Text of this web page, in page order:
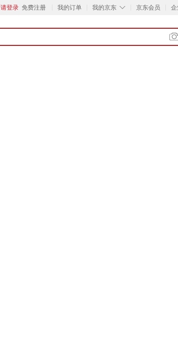
请登录 免费注册 我的订单 ◇
我的京东 京东会员 企